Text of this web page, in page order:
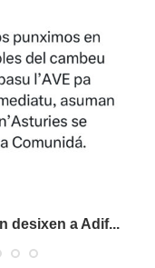
desixen a Adif...